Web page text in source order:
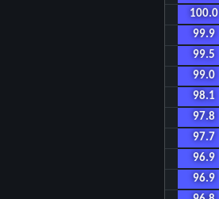
100.0
99.9
99.5
99.0
98.1
97.8
97.7
96.9
96.9